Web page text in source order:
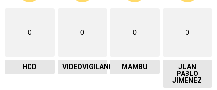
0
HDD
0
VIDEOVIGILANCIA
0
MAMBU
0
JUAN
PABLO
JIMENEZ